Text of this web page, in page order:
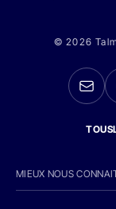
© 2026
MIEUX NOUS